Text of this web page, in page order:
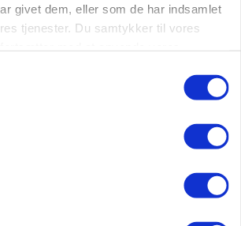
givet dem, eller som de har indsamlet
tjenester. Du samtykker til vores
Annonce
Loading...